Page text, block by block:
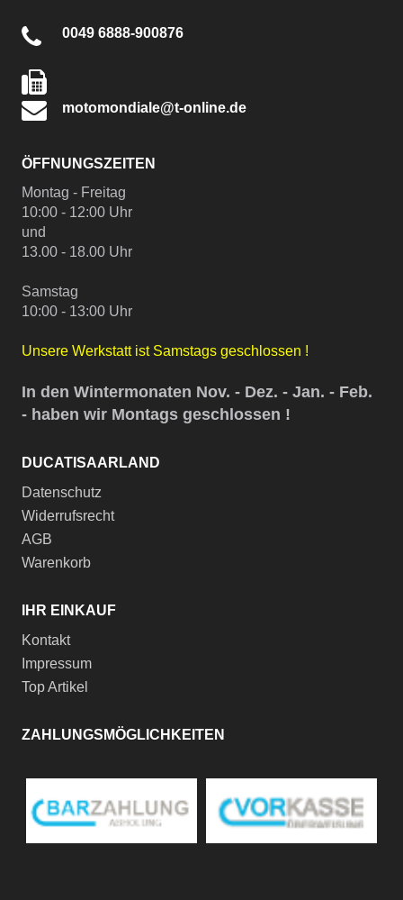
0049 6888-900876
motomondiale@t-online.de
ÖFFNUNGSZEITEN
Montag - Freitag
10:00 - 12:00 Uhr
und
13.00 - 18.00 Uhr
Samstag
10:00 - 13:00 Uhr
Unsere Werkstatt ist Samstags geschlossen !
In den Wintermonaten Nov. - Dez. - Jan. - Feb.
- haben wir Montags geschlossen !
DUCATISAARLAND
Datenschutz
Widerrufsrecht
AGB
Warenkorb
IHR EINKAUF
Kontakt
Impressum
Top Artikel
ZAHLUNGSMÖGLICHKEITEN